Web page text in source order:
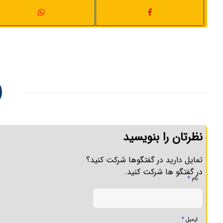
نظرتان را بنویسید
تمایل دارید در گفتگوها شرکت کنید؟
در گفتگو ها شرکت کنید.
نام *
ایمیل*